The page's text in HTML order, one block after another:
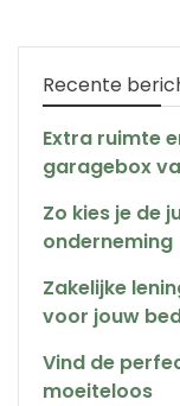
Recente
Extra ruimte
garagebox
Zo kies je de
onderneming
Zakelijke
voor jouw
Vind de
moeiteloos